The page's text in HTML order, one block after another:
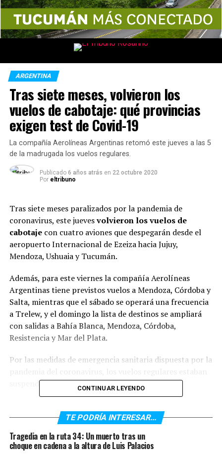
ARGENTINA
Tras siete meses, volvieron los
vuelos de cabotaje: qué provincias
exigen test de Covid-19
La compañía Aerolíneas Argentinas retomó este jueves a las 5
de la madrugada los vuelos regulares.
Publicado 6 años atrás en 22 octubre 2020
Por eltribuno
Tras siete meses paralizados por la pandemia de
coronavirus, este juevesvolvieron los vuelos de
cabotajecon cuatro aviones que despegarán desde el
aeropuerto Internacional de Ezeiza hacia Jujuy,
Mendoza, Ushuaia y Tucumán.
Además, para este viernes la compañía Aerolíneas
Argentinas tiene previstos vuelos a Mendoza, Córdoba y
Salta, mientras que el sábado se operará una frecuencia
a Trelew, y el domingo la lista de destinos se ampliará
con salidas a Bahía Blanca, Mendoza, Córdoba,
Resistencia y Mar del Plata.
Por las medidas de emergencia sanitaria dispuesta por la
suspendidos desde el 20 de marzo.
pasada por el ministro de Transporte, Mario Meoni y
publicada en el Boletín Oficial.
CONTINUAR LEYENDO
TE PODRÍA INTERESAR...
Tragedia en la ruta 34: Un muerto tras un
choque en cadena a la altura de Luis Palacios